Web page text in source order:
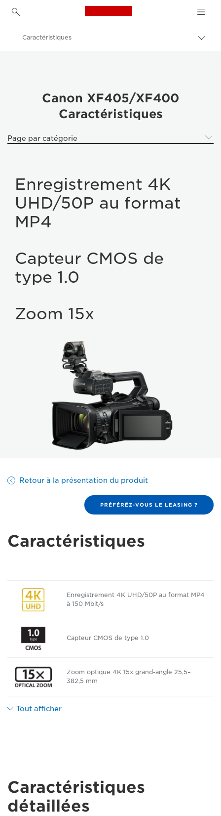
Canon Logo, back to
Canon XF405/XF400
Caractéristiques
Canon XF405/XF400
Caractéristiques
Page par catégorie
Enregistrement 4K
UHD/50P au format
MP4
Capteur CMOS de
type 1.0
Zoom 15x
Retour à la présentation du produit
PRÉFÉRÉZ-VOUS LE LEASING ?
Caractéristiques
Enregistrement 4K UHD/50P au format MP4
à 150 Mbit/s
Capteur CMOS de type 1.0
Zoom optique 4K 15x grand-angle 25,5–
382,5 mm
Tout afficher
Caractéristiques
détaillées